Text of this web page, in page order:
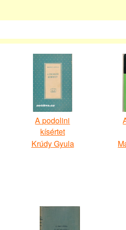
A podolini
kísértet
Krúdy Gyula